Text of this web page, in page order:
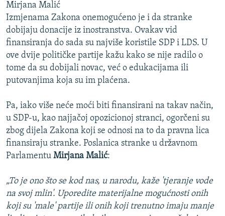
Mirjana Malić
Izmjenama Zakona onemogućeno je i da stranke
dobijaju donacije iz inostranstva. Ovakav vid
finansiranja do sada su najviše koristile SDP i LDS. U
ove dvije političke partije kažu kako se nije radilo o
tome da su dobijali novac, već o edukacijama ili
putovanjima koja su im plaćena.
Pa, iako više neće moći biti finansirani na takav način,
u SDP-u, kao najjačoj opozicionoj stranci, ogorčeni su
zbog dijela Zakona koji se odnosi na to da pravna lica
finansiraju stranke. Poslanica stranke u državnom
Parlamentu Mirjana Malić:
„To je ono što se kod nas, u narodu, kaže 'tjeranje vode
na svoj mlin'. Uporedite materijalne mogućnosti onih
koji su 'male' partije ili onih koji trenutno imaju manje